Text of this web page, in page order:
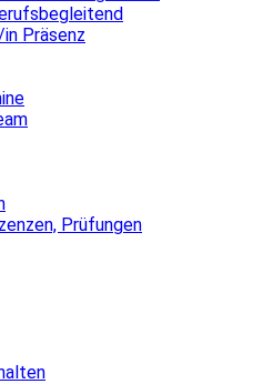
Präsenz
Prüfungen